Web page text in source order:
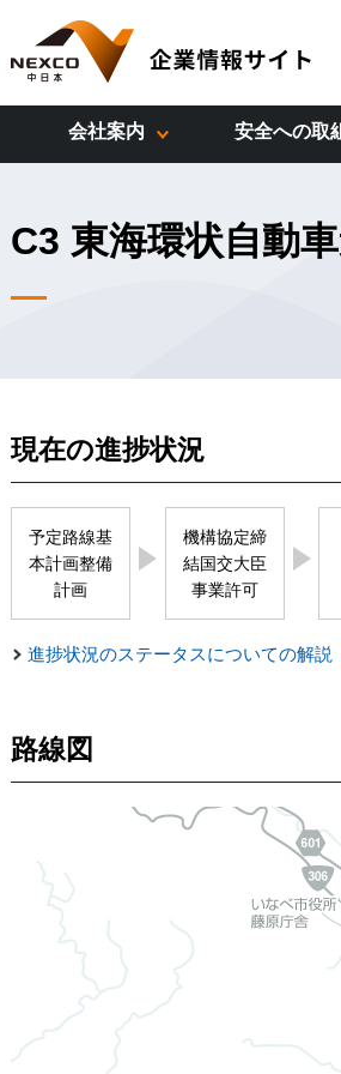
会社案内 安全への取
C3 東海環状自動
現在の進捗状況
予定路線基
本計画整備
計画
機構協定締
結国交大臣
事業許可
進捗状況のステータスについての解説
路線図